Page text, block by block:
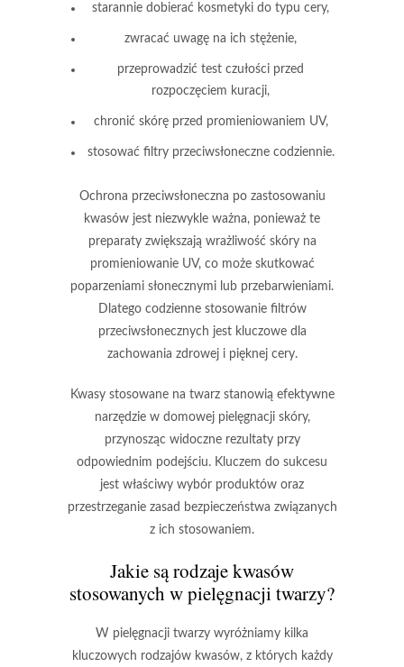
starannie dobierać kosmetyki do typu cery,
zwracać uwagę na ich stężenie,
przeprowadzić test czułości przed
rozpoczęciem kuracji,
chronić skórę przed promieniowaniem UV,
stosować filtry przeciwsłoneczne codziennie.
Ochrona przeciwsłoneczna po zastosowaniu
kwasów jest niezwykle ważna, ponieważ te
preparaty zwiększają wrażliwość skóry na
promieniowanie UV, co może skutkować
poparzeniami słonecznymi lub przebarwieniami.
Dlatego codzienne stosowanie filtrów
przeciwsłonecznych jest kluczowe dla
zachowania zdrowej i pięknej cery.
Kwasy stosowane na twarz stanowią efektywne
narzędzie w domowej pielęgnacji skóry,
przynosząc widoczne rezultaty przy
odpowiednim podejściu. Kluczem do sukcesu
jest właściwy wybór produktów oraz
przestrzeganie zasad bezpieczeństwa związanych
z ich stosowaniem.
Jakie są rodzaje kwasów
stosowanych w pielęgnacji twarzy?
W pielęgnacji twarzy wyróżniamy kilka
kluczowych rodzajów kwasów, z których każdy